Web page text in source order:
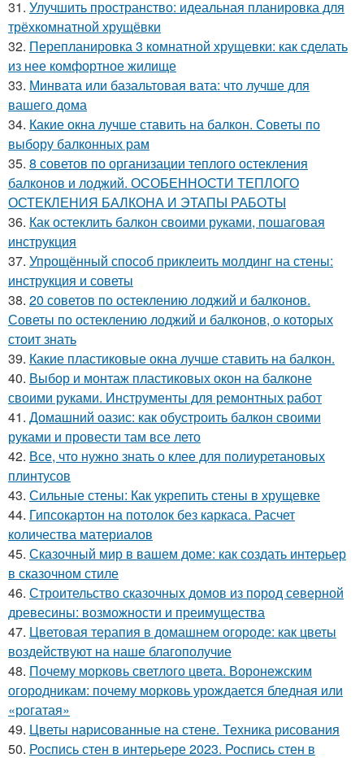
31. Улучшить пространство: идеальная планировка для
трёхкомнатной хрущёвки
32. Перепланировка 3 комнатной хрущевки: как сделать
из нее комфортное жилище
33. Минвата или базальтовая вата: что лучше для
вашего дома
34. Какие окна лучше ставить на балкон. Советы по
выбору балконных рам
35. 8 советов по организации теплого остекления
балконов и лоджий. ОСОБЕННОСТИ ТЕПЛОГО
ОСТЕКЛЕНИЯ БАЛКОНА И ЭТАПЫ РАБОТЫ
36. Как остеклить балкон своими руками, пошаговая
инструкция
37. Упрощённый способ приклеить молдинг на стены:
инструкция и советы
38. 20 советов по остеклению лоджий и балконов.
Советы по остеклению лоджий и балконов, о которых
стоит знать
39. Какие пластиковые окна лучше ставить на балкон.
40. Выбор и монтаж пластиковых окон на балконе
своими руками. Инструменты для ремонтных работ
41. Домашний оазис: как обустроить балкон своими
руками и провести там все лето
42. Все, что нужно знать о клее для полиуретановых
плинтусов
43. Сильные стены: Как укрепить стены в хрущевке
44. Гипсокартон на потолок без каркаса. Расчет
количества материалов
45. Сказочный мир в вашем доме: как создать интерьер
в сказочном стиле
46. Строительство сказочных домов из пород северной
древесины: возможности и преимущества
47. Цветовая терапия в домашнем огороде: как цветы
воздействуют на наше благополучие
48. Почему морковь светлого цвета. Воронежским
огородникам: почему морковь урождается бледная или
«рогатая»
49. Цветы нарисованные на стене. Техника рисования
50. Роспись стен в интерьере 2023. Роспись стен в